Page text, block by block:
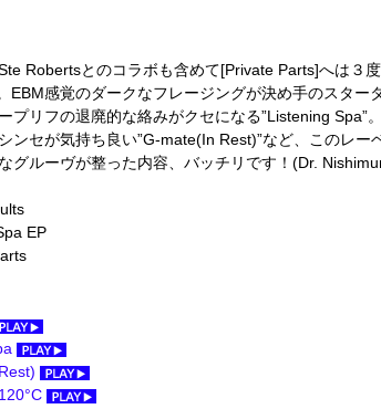
Robertsとのコラボも含めて[Private Parts]へは３
EBM感覚のダークなフレージングが決め手のスター
プリフの退廃的な絡みがクセになる”Listening Spa”
ンセが気持ち良い”G-mate(In Rest)”など、このレ
グルーヴが整った内容、バッチリです！(Dr.
EP